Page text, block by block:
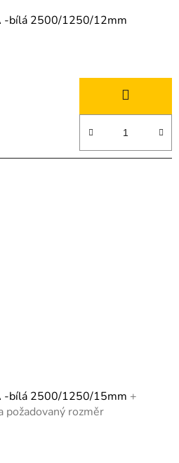
-bílá 2500/1250/12mm
-bílá 2500/1250/15mm +
požadovaný rozměr